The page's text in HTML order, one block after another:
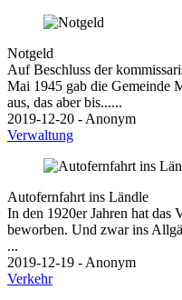
Notgeld
Auf Beschluss der
Mai 1945 gab die Gemeinde
aus, das aber bis......
2019-12-20 - Anonym
Verwaltung
Autofernfahrt ins Ländle
In den 1920er Jahren hat das
beworben. Und zwar ins
...
2019-12-19 - Anonym
Verkehr